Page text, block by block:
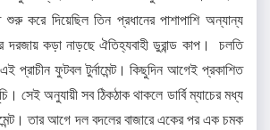
করে দিয়েছিল তিন প্রধানের পাশাপাশি অন্যান্য
কড়া নাড়ছে ঐতিহ্যবাহী ডুরান্ড কাপ। ‌ চলতি
প্রাচীন ফুটবল টুর্নামেন্ট। কিছুদিন আগেই প্রকাশিত
সেই অনুযায়ী সব ঠিকঠাক থাকলে ডার্বি ম্যাচের মধ্য
তার আগে দল বদলের বাজারে একের পর এক চমক